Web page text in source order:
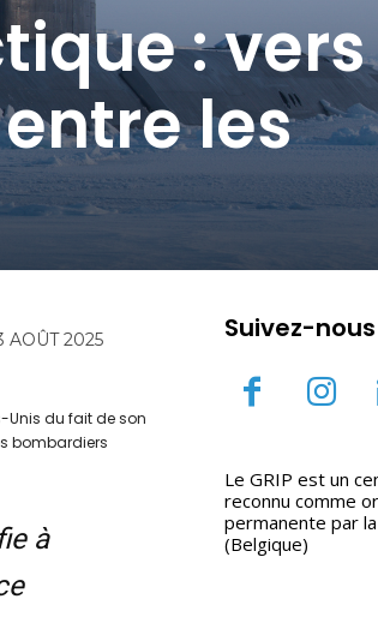
: vers
les
AOÛT 2025
Unis du fait de son
bombardiers
à
Suivez-nous
Le GRIP est un
reconnu comme
permanente par
(Belgique)